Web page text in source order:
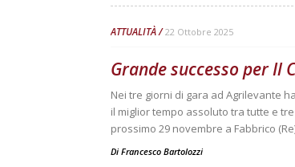
ATTUALITÀ 22 Ottobre 2025
Grande successo per Il
Nei tre giorni di gara ad Agrilevante
il miglior tempo assoluto tra tutte e
prossimo 29 novembre a Fabbrico
Di Francesco Bartolozzi